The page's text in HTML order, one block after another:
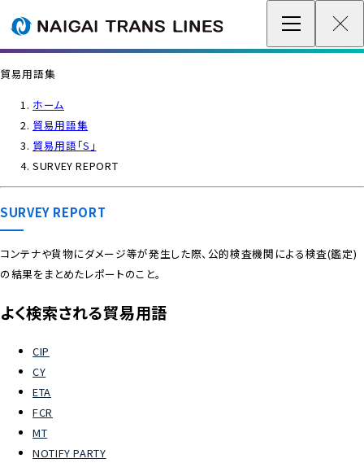
サステナビリティ
企業情報 / グローバルネットワーク
各種情報
貿易用語集
ホーム
貿易用語集
貿易用語「S」
SURVEY REPORT
SURVEY REPORT
コンテナや貨物にダメージ等が発生した際、公的検査機関による検査(鑑定)
の結果をまとめたレポートのこと。
よく検索される貿易用語
CIP
CY
ETA
FCR
MT
NOTIFY PARTY